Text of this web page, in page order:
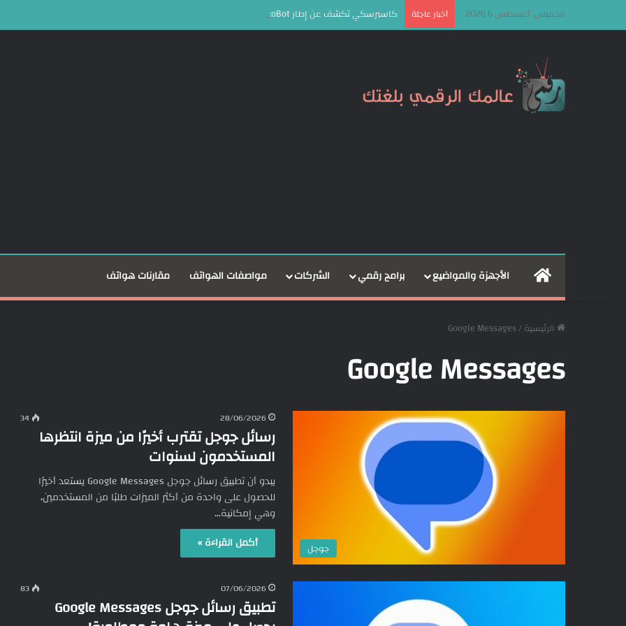
الخميس, أغسطس 6 2026 أخبار عاجلة كاسبرسكي تكشف عن إطار OkoBot الخبيث لاستهداف مستخدمي العملات المشفرة
الرئيسيةالأجهزة والمواضيع برامج رقمي الشركات مواصفات الهواتف مقارنات هواتف
الرئيسية/
Google Messages
Google Messages
جوجل
28/06/2026
34
رسائل جوجل تقترب أخيرًا من ميزة انتظرها
المستخدمون لسنوات
يبدو أن تطبيق رسائل جوجل Google Messages يستعد أخيرًا
للحصول على واحدة من أكثر الميزات طلبًا من المستخدمين،
وهي إمكانية…
أكمل القراءة »
07/06/2026
83
تطبيق رسائل جوجل Google Messages